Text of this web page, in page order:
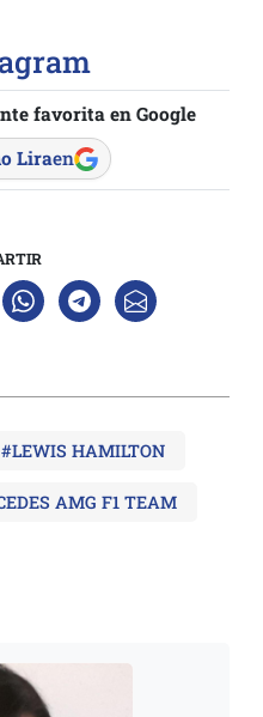
favorita en Google
Liraen
#LEWIS HAMILTON
AMG F1 TEAM